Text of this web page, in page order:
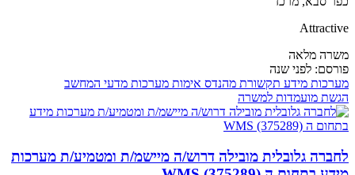
Attractive
משרה מלאה
פורסם: לפני שנה
מערכות מידע תקשורת מהנדס אימות מערכות מדעי המחשב
הגשת מועמדות למשרה
לחברה גלובלית מובילה דרוש/ה מיישמ/ת ומטמיע/ת מערכות